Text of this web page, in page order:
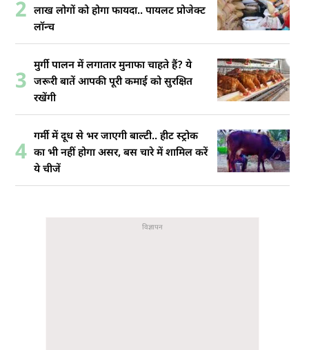
2 लाख लोगों को होगा फायदा.. पायलट प्रोजेक्ट
लॉन्च
3
मुर्गी पालन में लगातार मुनाफा चाहते हैं? ये
जरूरी बातें आपकी पूरी कमाई को सुरक्षित
रखेंगी
4
गर्मी में दूध से भर जाएगी बाल्टी.. हीट स्ट्रोक
का भी नहीं होगा असर, बस चारे में शामिल करें
ये चीजें